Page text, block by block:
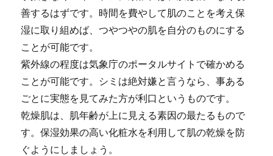
善するはずです。時間を費やして肌のことを考え保
湿に取り組めば、つやつやの肌を自分のものにする
ことが可能です。
紫外線の程度は気象庁のポータルサイトで確かめる
ことが可能です。シミは絶対嫌と言うなら、事ある
ごとに実態を見てみた方が利口というものです。
乾燥肌は、肌年齢が上に見える素因の最たるもので
す。保湿効果の高い化粧水を利用して肌の乾燥を防
ぐようにしましょう。